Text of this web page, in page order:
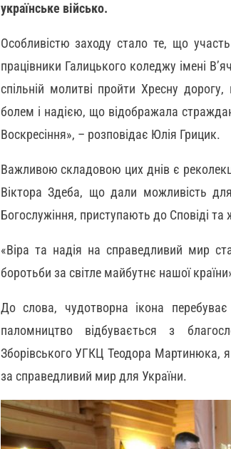
українське військо.
Особливістю заходу стало те, що
працівники Галицького коледжу імені
спільній молитві пройти Хресну
болем і надією, що відображала
Воскресіння», – розповідає Юлія Грицик.
Важливою складовою цих днів є
Віктора Здеба, що дали можливість
Богослужіння, приступають до Сповіді
«Віра та надія на справедливий мир
боротьби за світле майбутнє нашої
До слова, чудотворна ікона
паломництво відбувається з
Зборівського УГКЦ Теодора Мартинюка,
за справедливий мир для України.